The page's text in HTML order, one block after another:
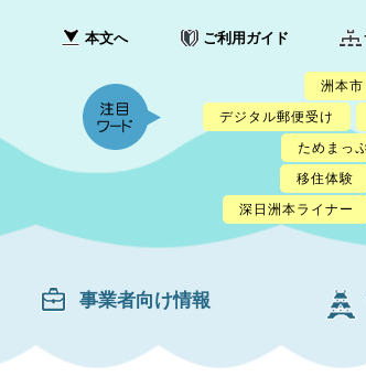
本文へ ご利用ガイド
洲本
デジタル郵便受け
ためまっ
移住体験
深日洲本ライナー
事業者向け情報